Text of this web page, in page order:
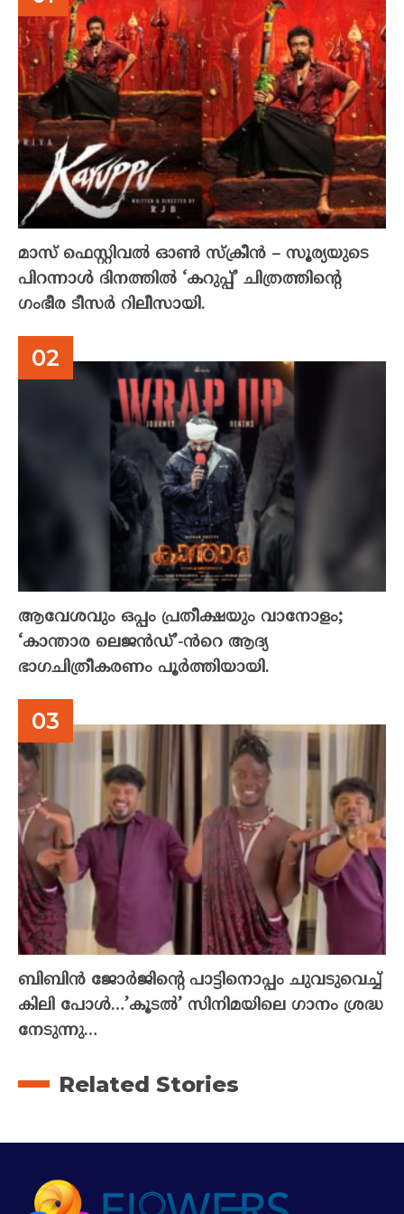
മാസ് ഫെസ്റ്റിവൽ ഓൺ സ്‌ക്രീൻ – സൂര്യയുടെ
പിറന്നാൾ ദിനത്തിൽ ‘കറുപ്പ്’ ചിത്രത്തിന്റെ
ഗംഭീര ടീസർ റിലീസായി.
ആവേശവും ഒപ്പം പ്രതീക്ഷയും വാനോളം;
‘കാന്താര ലെജൻഡ്’-ൻറെ ആദ്യ
ഭാഗചിത്രീകരണം പൂർത്തിയായി.
ബിബിൻ ജോർജിന്റെ പാട്ടിനൊപ്പം ചുവടുവെച്ച്
കിലി പോൾ…’കൂടൽ’ സിനിമയിലെ ഗാനം ശ്രദ്ധ
നേടുന്നു…
Related Stories